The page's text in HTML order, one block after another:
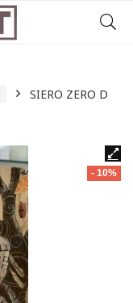
SIERO ZERO D
- 10%